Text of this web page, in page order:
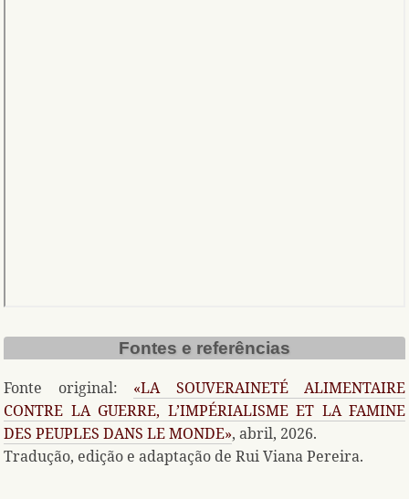
Fontes e referências
Fonte original: «LA SOUVERAINETÉ ALIMENTAIRE
CONTRE LA GUERRE, L’IMPÉRIALISME ET LA FAMINE
DES PEUPLES DANS LE MONDE», abril, 2026.
Tradução, edição e adaptação de Rui Viana Pereira.